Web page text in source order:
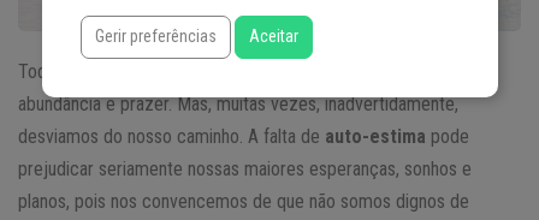
Todos queremos viver uma vida alegre, cheia de sucesso,
abundância e prazer. Mas, muitas vezes, inadvertidamente,
desviamos do nosso caminho. A falta de auto-estima pode
prejudicar seriamente nossas maiores esperanças, sonhos e
planos, pois nos convencemos de que não somos dignos de
Gerir preferências Aceitar